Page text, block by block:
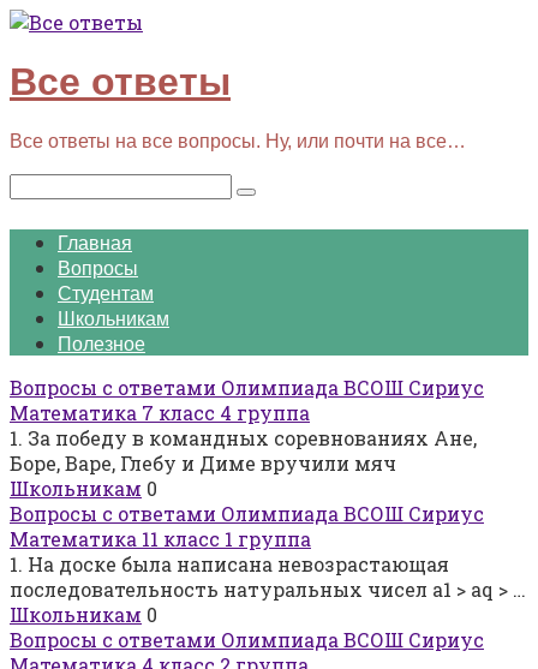
Перейти
контенту
Все ответы
Все ответы на все вопросы. Ну, или почти на все…
Поиск:
Главная
Вопросы
Студентам
Школьникам
Полезное
Вопросы с ответами Олимпиада ВСОШ Сириус
Математика 7 класс 4 группа
1. За победу в командных соревнованиях Ане,
Боре, Варе, Глебу и Диме вручили мяч
Школьникам 0
Вопросы с ответами Олимпиада ВСОШ Сириус
Математика 11 класс 1 группа
1. На доске была написана невозрастающая
последовательность натуральных чисел a1 > aq > …
Школьникам 0
Вопросы с ответами Олимпиада ВСОШ Сириус